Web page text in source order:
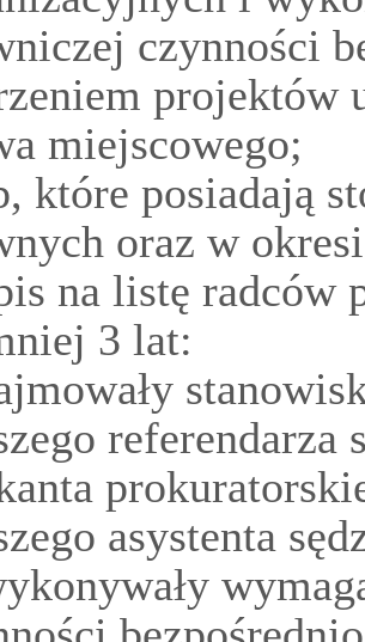
czynności
projektów
miejscowego;
które posiadają
oraz w
na listę radców
3 lat:
referendarza
asystenta